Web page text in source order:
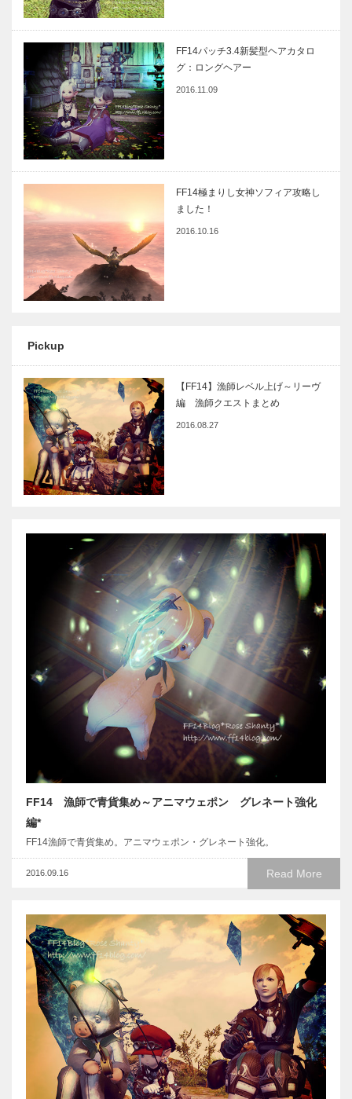
FF14パッチ3.4新髪型ヘアカタロ
グ：ロングヘアー
2016.11.09
FF14極まりし女神ソフィア攻略し
ました！
2016.10.16
Pickup
【FF14】漁師レベル上げ～リーヴ
編 漁師クエストまとめ
2016.08.27
FF14 漁師で青貨集め～アニマウェポン グレネート強化
編*
FF14漁師で青貨集め。アニマウェポン・グレネート強化。
Read More
2016.09.16